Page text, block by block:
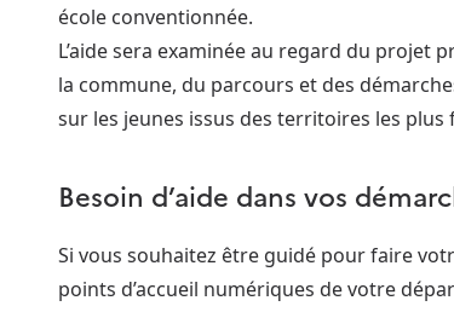
école conventionnée.
L’aide sera examinée au regard du projet
la commune, du parcours et des
sur les jeunes issus des territoires les
Besoin d’aide dans vos
Si vous souhaitez être guidé pour faire
points d’accueil numériques de votre